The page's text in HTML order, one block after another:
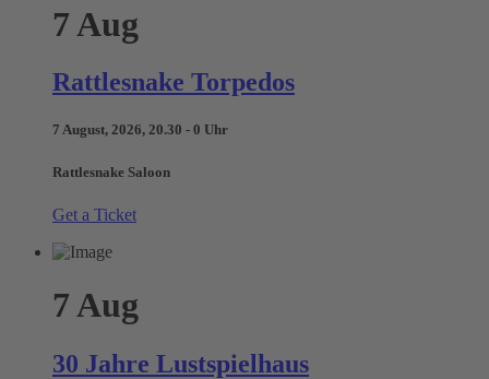
7 Aug
Rattlesnake Torpedos
7 August, 2026, 20.30 - 0 Uhr
Rattlesnake Saloon
Get a Ticket
7Aug
30 Jahre Lustspielhaus